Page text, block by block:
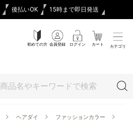
後払いOK 15時まで即日発送
初めての方 会員登録 ログイン カート カテゴリ
ヘアダイ
ファッションカラー